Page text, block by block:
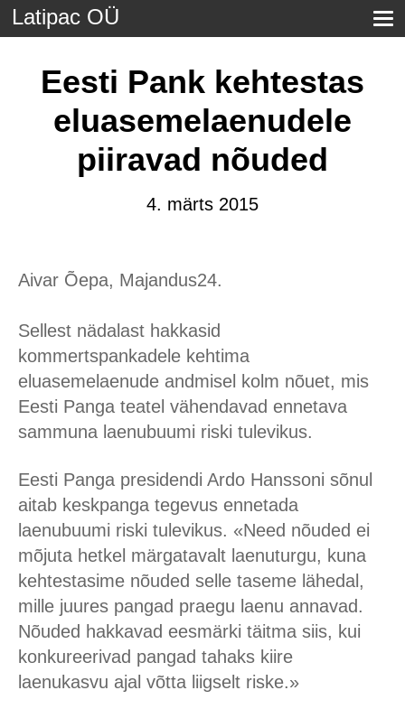
Latipac OÜ
Eesti Pank kehtestas
eluasemelaenudele
piiravad nõuded
4. märts 2015
Aivar Õepa, Majandus24.
Sellest nädalast hakkasid
kommertspankadele kehtima
eluasemelaenude andmisel kolm nõuet, mis
Eesti Panga teatel vähendavad ennetava
sammuna laenubuumi riski tulevikus.
Eesti Panga presidendi Ardo Hanssoni sõnul
aitab keskpanga tegevus ennetada
laenubuumi riski tulevikus. «Need nõuded ei
mõjuta hetkel märgatavalt laenuturgu, kuna
kehtestasime nõuded selle taseme lähedal,
mille juures pangad praegu laenu annavad.
Nõuded hakkavad eesmärki täitma siis, kui
konkureerivad pangad tahaks kiire
laenukasvu ajal võtta liigselt riske.»